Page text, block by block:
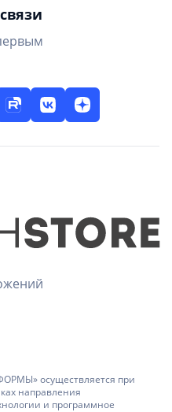
осуществляется при
направления
и программное